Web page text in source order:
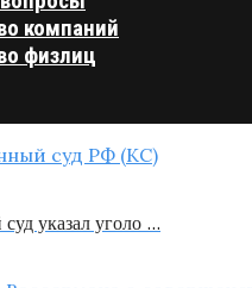
компаний
физлиц
указал уголо …